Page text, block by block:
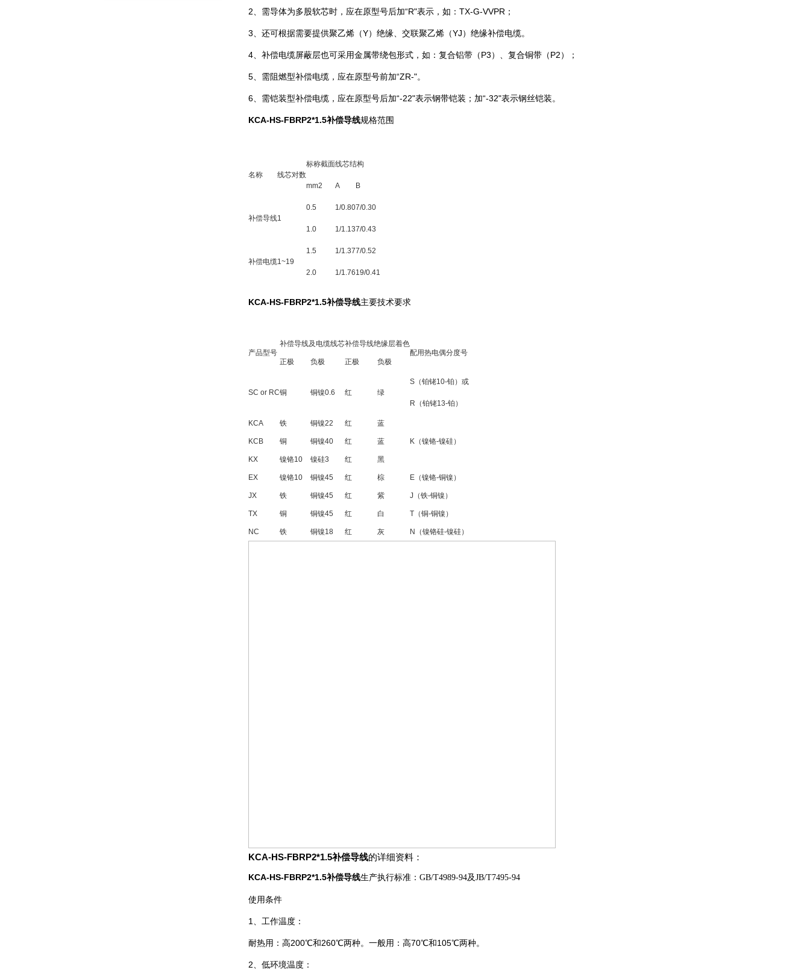
2、需导体为多股软芯时，应在原型号后加“R"表示，如：TX-G-VVPR；
3、还可根据需要提供聚乙烯（Y）绝缘、交联聚乙烯（YJ）绝缘补偿电缆。
4、补偿电缆屏蔽层也可采用金属带绕包形式，如：复合铝带（P3）、复合铜带（P2）；
5、需阻燃型补偿电缆，应在原型号前加“ZR-"。
6、需铠装型补偿电缆，应在原型号后加“-22"表示钢带铠装；加“-32"表示钢丝铠装。
KCA-HS-FBRP2*1.5补偿导线规格范围
名称 线芯对数
标称截面
mm2
线芯结构
A B
补偿导线1
0.5
1.0
1.5
2.0
1/0.807/0.30
1/1.137/0.43
补偿电缆1~19
1/1.377/0.52
1/1.7619/0.41
KCA-HS-FBRP2*1.5补偿导线主要技术要求
产品型号
补偿导线及电缆线芯补偿导线绝缘层着色
配用热电偶分度号
正极
负极 正极 负极
SC or RC铜 铜镍0.6 红 绿
S（铂铑10-铂）或
R（铂铑13-铂）
KCA 铁 铜镍22 红 蓝
K（镍铬-镍硅）
KCB 铜 铜镍40 红 蓝
KX 镍铬10 镍硅3 红 黑
EX 镍铬10 铜镍45 红 棕 E（镍铬-铜镍）
JX 铁 铜镍45 红 紫 J（铁-铜镍）
TX 铜 铜镍45 红 白 T（铜-铜镍）
NC 铁 铜镍18 红 灰 N（镍铬硅-镍硅）
KCA-HS-FBRP2*1.5补偿导线的详细资料：
KCA-HS-FBRP2*1.5补偿导线生产执行标准：GB/T4989-94及JB/T7495-94
使用条件
1、工作温度：
耐热用：高200℃和260℃两种。一般用：高70℃和105℃两种。
2、低环境温度：